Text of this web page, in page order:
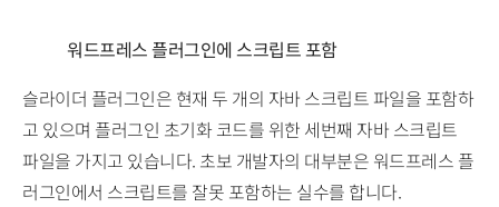
워드프레스 플러그인에 스크립트 포함
슬라이더 플러그인은 현재 두 개의 자바 스크립트 파일을 포함하
고 있으며 플러그인 초기화 코드를 위한 세번째 자바 스크립트
파일을 가지고 있습니다. 초보 개발자의 대부분은 워드프레스 플
러그인에서 스크립트를 잘못 포함하는 실수를 합니다.